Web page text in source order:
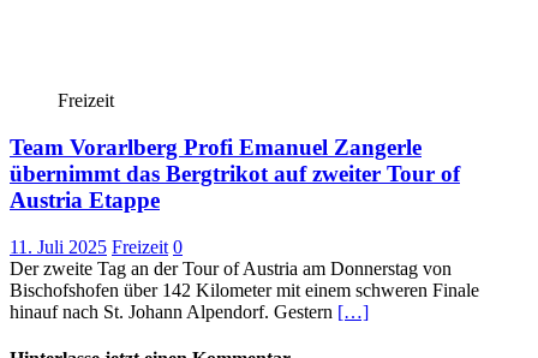
Freizeit
Team Vorarlberg Profi Emanuel Zangerle
übernimmt das Bergtrikot auf zweiter Tour of
Austria Etappe
11. Juli 2025 Freizeit 0
Der zweite Tag an der Tour of Austria am Donnerstag von
Bischofshofen über 142 Kilometer mit einem schweren Finale
hinauf nach St. Johann Alpendorf. Gestern […]